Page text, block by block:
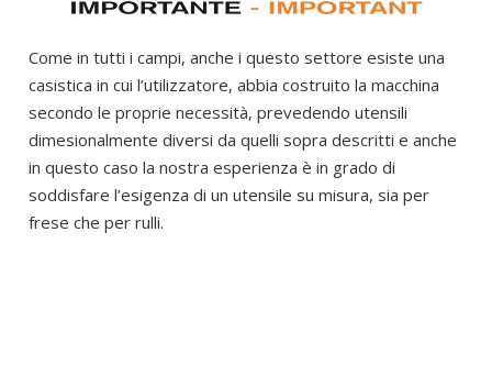
Come in tutti i campi, anche i questo settore esiste una
casistica in cui l’utilizzatore, abbia costruito la macchina
secondo le proprie necessità, prevedendo utensili
dimesionalmente diversi da quelli sopra descritti e anche
in questo caso la nostra esperienza è in grado di
soddisfare l’esigenza di un utensile su misura, sia per
frese che per rulli.